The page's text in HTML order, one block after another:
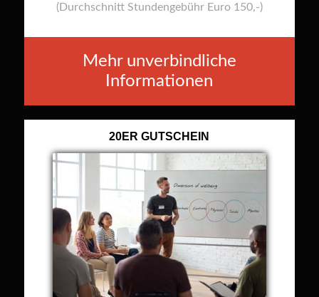
(Durchschnitt Stundengebühr Euro 150,-)
Mehr unverbindliche
Informationen
20ER GUTSCHEIN